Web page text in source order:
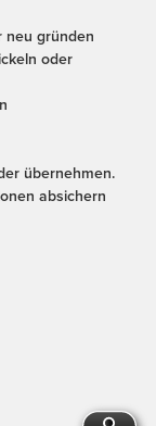
neu gründen
oder
übernehmen.
absichern